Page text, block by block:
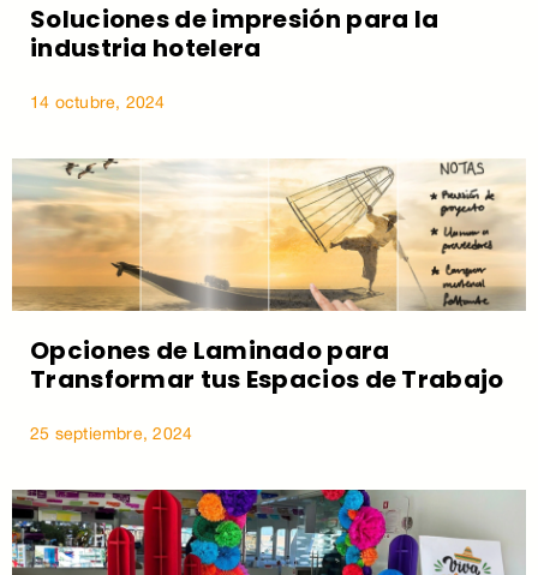
Soluciones de impresión para la
industria hotelera
14 octubre, 2024
Opciones de Laminado para
Transformar tus Espacios de Trabajo
25 septiembre, 2024